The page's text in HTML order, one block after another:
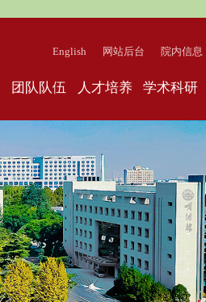
English 网站后台 院内信息
团队队伍 人才培养 学术科研